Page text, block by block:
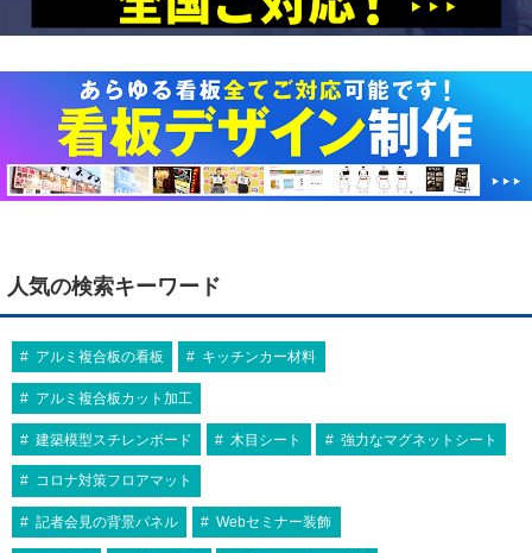
人気の検索キーワード
アルミ複合板の看板 キッチンカー材料
アルミ複合板カット加工
建築模型スチレンボード 木目シート 強力なマグネットシート
コロナ対策フロアマット
記者会見の背景パネル Webセミナー装飾